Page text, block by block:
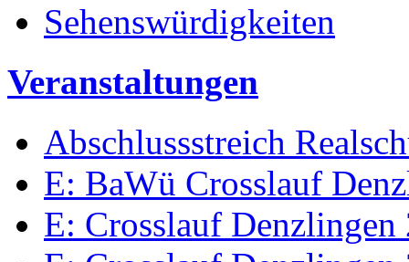
Sehenswürdigkeiten
Veranstaltungen
Abschlussstreich
E: BaWü Crosslauf
E: Crosslauf Denzlingen